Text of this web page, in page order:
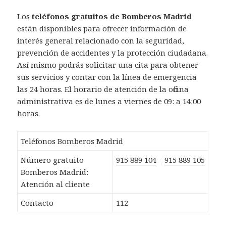
Los teléfonos gratuitos de Bomberos Madrid
están disponibles para ofrecer información de
interés general relacionado con la seguridad,
prevención de accidentes y la protección ciudadana.
Así mismo podrás solicitar una cita para obtener
sus servicios y contar con la línea de emergencia
las 24 horas. El horario de atención de la oficina
administrativa es de lunes a viernes de 09: a 14:00
horas.
Teléfonos Bomberos Madrid
Número gratuito
Bomberos Madrid:
Atención al cliente
915 889 104 –915 889 105
Contacto 112